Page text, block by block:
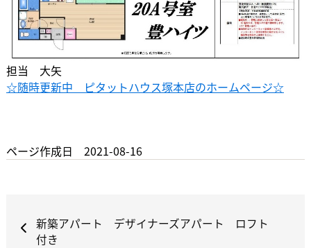
担当 大矢
☆随時更新中 ピタットハウス塚本店のホームページ☆
ページ作成日 2021-08-16
新築アパート デザイナーズアパート ロフト
付き